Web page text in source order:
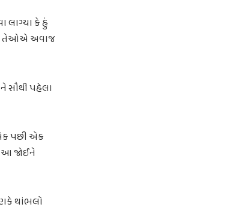
લાગ્યા કે હું
તેઓએ અવાજ
સૌથી પહેલા
પછી એક
આ જોઈને
થાંભલો